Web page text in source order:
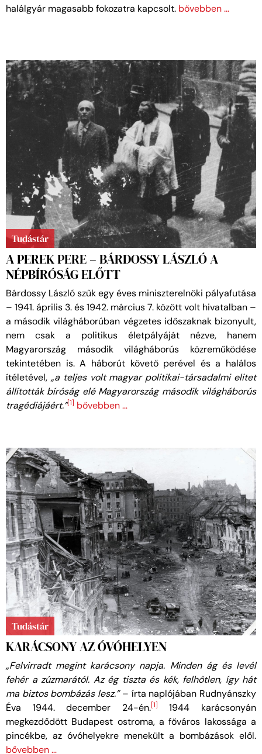
halálgyár magasabb fokozatra kapcsolt. bővebben …
Tudástár
A PEREK PERE – BÁRDOSSY LÁSZLÓ A
NÉPBÍRÓSÁG ELŐTT
Bárdossy László szűk egy éves miniszterelnöki pályafutása
– 1941. április 3. és 1942. március 7. között volt hivatalban –
a második világháborúban végzetes időszaknak bizonyult,
nem csak a politikus életpályáját nézve, hanem
Magyarország második világháborús közreműködése
tekintetében is. A háborút követő perével és a halálos
ítéletével, „a teljes volt magyar politikai-társadalmi elitet
állították bíróság elé Magyarország második világháborús
tragédiájáért.”[1] bővebben …
Tudástár
KARÁCSONY AZ ÓVÓHELYEN
„Felvirradt megint karácsony napja. Minden ág és levél
fehér a zúzmarától. Az ég tiszta és kék, felhőtlen, így hát
ma biztos bombázás lesz.”– írta naplójában Rudnyánszky
Éva 1944. december 24-én.[1]
1944 karácsonyán
megkezdődött Budapest ostroma, a főváros lakossága a
pincékbe, az óvóhelyekre menekült a bombázások elől.
bővebben …